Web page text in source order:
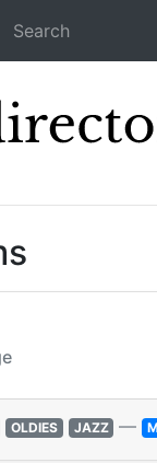
Search
OLDIES JAZZ —